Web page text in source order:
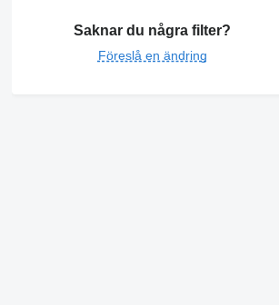
Saknar du några filter?
Föreslå en ändring